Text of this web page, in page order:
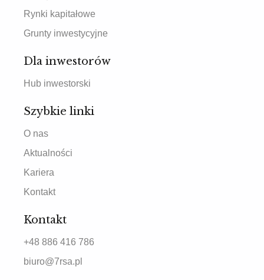
Rynki kapitałowe
Grunty inwestycyjne
Dla inwestorów
Hub inwestorski
Szybkie linki
O nas
Aktualności
Kariera
Kontakt
Kontakt
+48 886 416 786
biuro@7rsa.pl